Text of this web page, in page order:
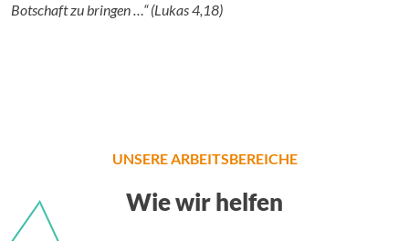
Botschaft zu bringen …“ (Lukas 4,18)
UNSERE ARBEITSBEREICHE
Wie wir helfen